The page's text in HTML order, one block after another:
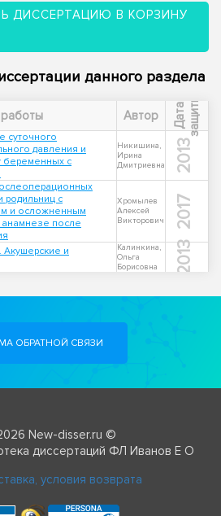
ДИССЕРТАЦИЮ В КОРЗИНУ
данного раздела
Автор Д
а
т
а
з
а
щ
и
т ы
суточного
давления и
беременных с
Никишина,
Ирина
Дмитриевна
2013
с
и осложненным
после
Хромылев
Алексей
Викторович
2017
и
Калинкина,
Ольга
Борисовна
2013
ОБРАТНОЙ СВЯЗИ
New-disser.ru ©
диссертаций ФЛ Иванов Е О
условия возврата